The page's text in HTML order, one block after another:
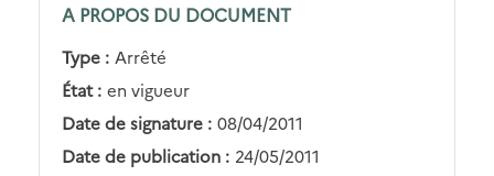
A PROPOS DU DOCUMENT
Type : Arrêté
État : en vigueur
Date de signature : 08/04/2011
Date de publication : 24/05/2011